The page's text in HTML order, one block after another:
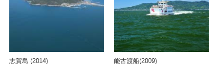
志賀島 (2014) 能古渡船(2009)